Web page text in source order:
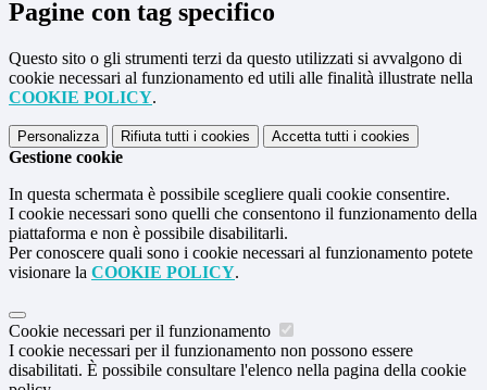
Pagine con tag specifico
Questo sito o gli strumenti terzi da questo utilizzati si avvalgono di
cookie necessari al funzionamento ed utili alle finalità illustrate nella
COOKIE POLICY.
Personalizza Rifiuta tutti i cookies Accetta tutti i cookies
Gestione cookie
In questa schermata è possibile scegliere quali cookie consentire.
I cookie necessari sono quelli che consentono il funzionamento della
piattaforma e non è possibile disabilitarli.
Per conoscere quali sono i cookie necessari al funzionamento potete
visionare la COOKIE POLICY.
Cookie necessari per il funzionamento
I cookie necessari per il funzionamento non possono essere
disabilitati. È possibile consultare l'elenco nella pagina della cookie